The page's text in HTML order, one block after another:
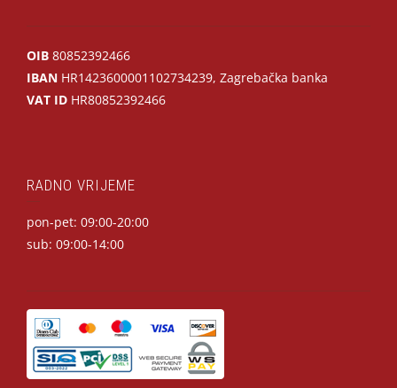
OIB 80852392466
IBAN HR1423600001102734239, Zagrebačka banka
VAT ID HR80852392466
RADNO VRIJEME
pon-pet: 09:00-20:00
sub: 09:00-14:00